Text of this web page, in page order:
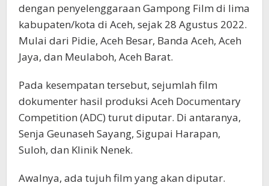
dengan penyelenggaraan Gampong Film di lima
kabupaten/kota di Aceh, sejak 28 Agustus 2022.
Mulai dari Pidie, Aceh Besar, Banda Aceh, Aceh
Jaya, dan Meulaboh, Aceh Barat.
Pada kesempatan tersebut, sejumlah film
dokumenter hasil produksi Aceh Documentary
Competition (ADC) turut diputar. Di antaranya,
Senja Geunaseh Sayang, Sigupai Harapan,
Suloh, dan Klinik Nenek.
Awalnya, ada tujuh film yang akan diputar.